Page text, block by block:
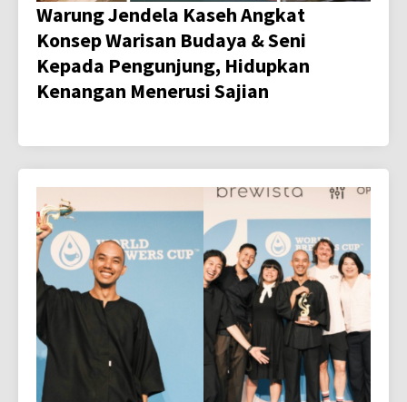
Warung Jendela Kaseh Angkat
Konsep Warisan Budaya & Seni
Kepada Pengunjung, Hidupkan
Kenangan Menerusi Sajian